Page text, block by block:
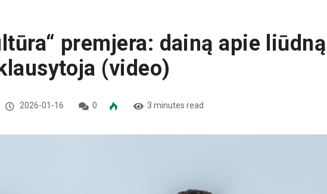
premjera: dainą apie liūdną
(video)
2026-01-16 0 3 minutes read